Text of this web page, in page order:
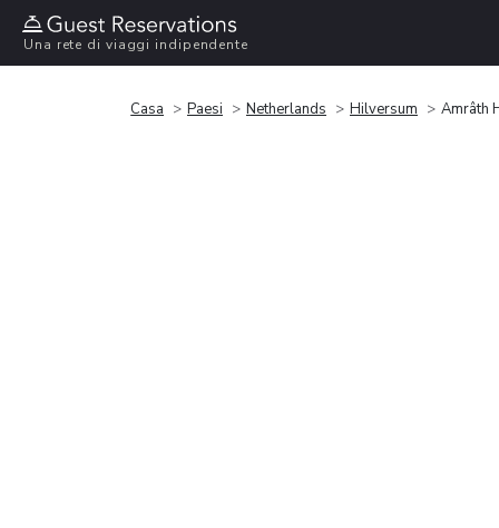
Una rete di viaggi indipendente
Casa Paesi Netherlands Hilversum Amrâth